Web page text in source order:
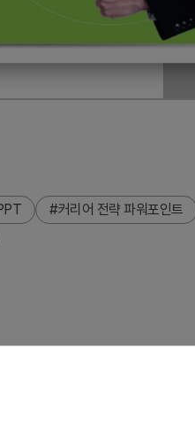
#커리어 전략 파워포인트
니스 아이콘과 손가락 포인팅
과 좌측 아이콘 라인(인물·통신
시 시각적 강조 효과를 제공하